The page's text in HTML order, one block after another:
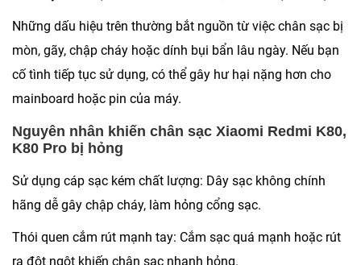
Những dấu hiệu trên thường bắt nguồn từ việc chân sạc bị
mòn, gãy, chập cháy hoặc dính bụi bẩn lâu ngày. Nếu bạn
cố tình tiếp tục sử dụng, có thể gây hư hại nặng hơn cho
mainboard hoặc pin của máy.
Nguyên nhân khiến chân sạc Xiaomi Redmi K80,
K80 Pro bị hỏng
Sử dụng cáp sạc kém chất lượng: Dây sạc không chính
hãng dễ gây chập cháy, làm hỏng cổng sạc.
Thói quen cắm rút mạnh tay: Cắm sạc quá mạnh hoặc rút
ra đột ngột khiến chân sạc nhanh hỏng.